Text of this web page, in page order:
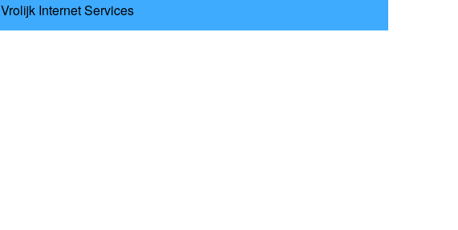
Vrolijk Internet Services